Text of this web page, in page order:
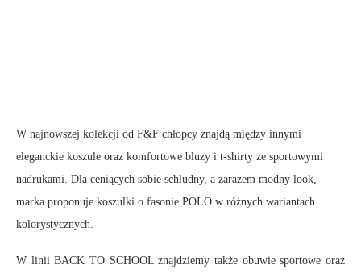
W najnowszej kolekcji od F&F chłopcy znajdą między innymi
eleganckie koszule oraz komfortowe bluzy i t-shirty ze sportowymi
nadrukami. Dla ceniących sobie schludny, a zarazem modny look,
marka proponuje koszulki o fasonie POLO w różnych wariantach
kolorystycznych.
W linii BACK TO SCHOOL znajdziemy także obuwie sportowe oraz